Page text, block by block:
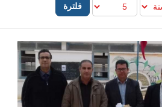
فلترة